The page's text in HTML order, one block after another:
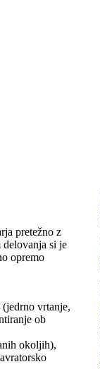
pretežno z
delovanja si je
opremo
vrtanje,
ob
okoljih),